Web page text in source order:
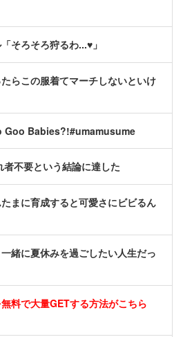
そろそろ狩るわ...♥」
らこの服着てマーチしないといけ
Goo Babies?!#umamusume
者不要という結論に達した
まに育成すると可愛さにビビるん
緒に夏休みを過ごしたい人生だっ
料で大量GETする方法がこちら